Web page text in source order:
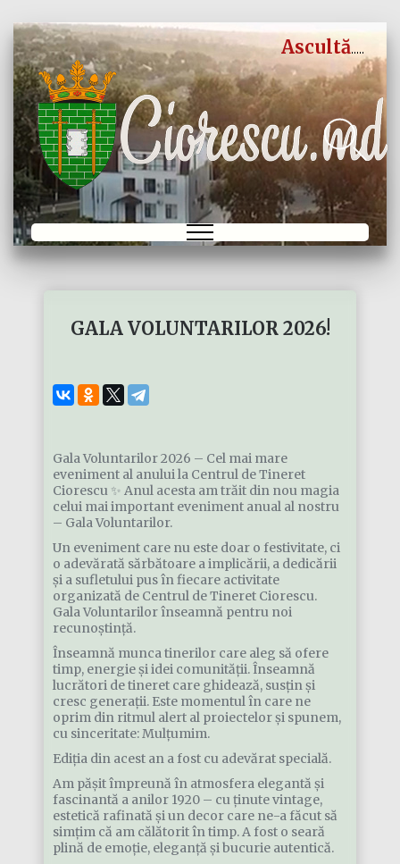
Ascultă
GALA VOLUNTARILOR 2026!
Gala Voluntarilor 2026 – Cel mai mare
eveniment al anului la Centrul de Tineret
Ciorescu ✨ Anul acesta am trăit din nou magia
celui mai important eveniment anual al nostru
– Gala Voluntarilor.
Un eveniment care nu este doar o festivitate, ci
o adevărată sărbătoare a implicării, a dedicării
și a sufletului pus în fiecare activitate
organizată de Centrul de Tineret Ciorescu.
Gala Voluntarilor înseamnă pentru noi
recunoștință.
Înseamnă munca tinerilor care aleg să ofere
timp, energie și idei comunității. Înseamnă
lucrători de tineret care ghidează, susțin și
cresc generații. Este momentul în care ne
oprim din ritmul alert al proiectelor și spunem,
cu sinceritate: Mulțumim.
Ediția din acest an a fost cu adevărat specială.
Am pășit împreună în atmosfera elegantă și
fascinantă a anilor 1920 – cu ținute vintage,
estetică rafinată și un decor care ne-a făcut să
simțim că am călătorit în timp. A fost o seară
plină de emoție, eleganță și bucurie autentică.